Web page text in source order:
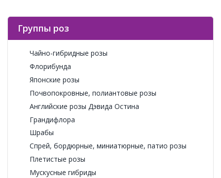
Группы роз
Чайно-гибридные розы
Флорибунда
Японские розы
Почвопокровные, полиантовые розы
Английские розы Дэвида Остина
Грандифлора
Шрабы
Спрей, бордюрные, миниатюрные, патио розы
Плетистые розы
Мускусные гибриды